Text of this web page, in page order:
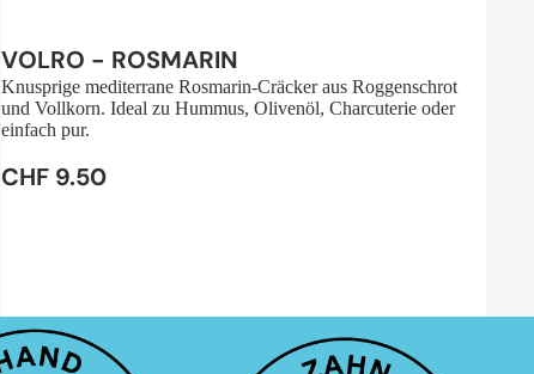
VOLRO - ROSMARIN
Knusprige mediterrane Rosmarin-Cräcker aus Roggenschrot
und Vollkorn. Ideal zu Hummus, Olivenöl, Charcuterie oder
einfach pur.
CHF 9.50